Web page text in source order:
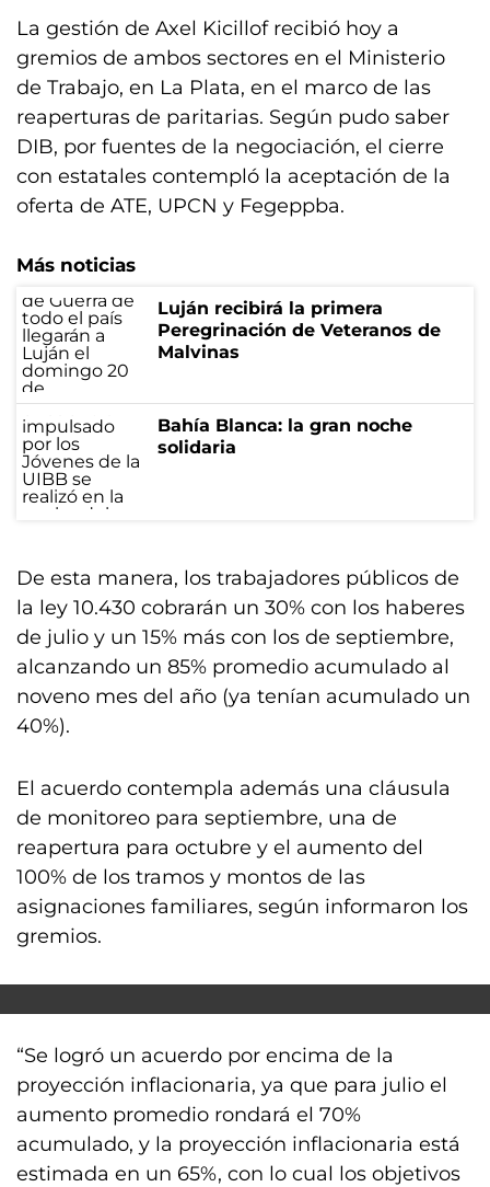
La gestión de Axel Kicillof recibió hoy a
gremios de ambos sectores en el Ministerio
de Trabajo, en La Plata, en el marco de las
reaperturas de paritarias. Según pudo saber
DIB, por fuentes de la negociación, el cierre
con estatales contempló la aceptación de la
oferta de ATE, UPCN y Fegeppba.
Más noticias
Luján recibirá la primera
Peregrinación de Veteranos de
Malvinas
Bahía Blanca: la gran noche
solidaria
De esta manera, los trabajadores públicos de
la ley 10.430 cobrarán un 30% con los haberes
de julio y un 15% más con los de septiembre,
alcanzando un 85% promedio acumulado al
noveno mes del año (ya tenían acumulado un
40%).
El acuerdo contempla además una cláusula
de monitoreo para septiembre, una de
reapertura para octubre y el aumento del
100% de los tramos y montos de las
asignaciones familiares, según informaron los
gremios.
“Se logró un acuerdo por encima de la
proyección inflacionaria, ya que para julio el
aumento promedio rondará el 70%
acumulado, y la proyección inflacionaria está
estimada en un 65%, con lo cual los objetivos